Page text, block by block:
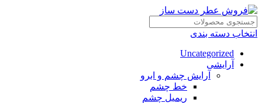
انتخاب دسته بندی
Uncategorized
آرایشی
آرایش چشم و ابرو
خط چشم
ریمیل چشم